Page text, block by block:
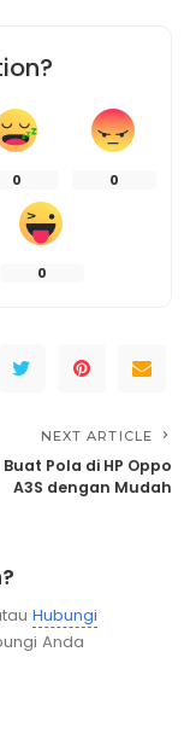
0 0
0
NEXT ARTICLE
Pola di HP Oppo
A3S dengan Mudah
Hubungi
Anda